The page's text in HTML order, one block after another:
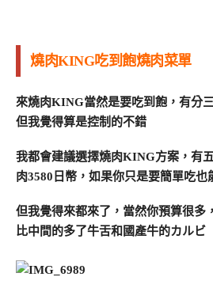
燒肉KING吃到飽燒肉菜單
來燒肉KING當然是要吃到飽，有分
但我覺得算是控制的不錯
我都會建議選擇燒肉KING方案，有
肉3580日幣，如果你只是要簡單吃也
但我覺得來都來了，當然你預算很多
比中間的多了牛舌和國產牛的カルビ